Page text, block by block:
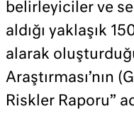
belirleyiciler ve
aldığı yaklaşık
alarak
Araştırması’nın
Riskler Raporu”